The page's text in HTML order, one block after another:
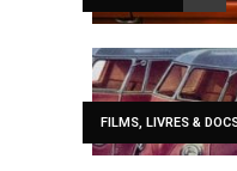
FILMS, LIVRES &